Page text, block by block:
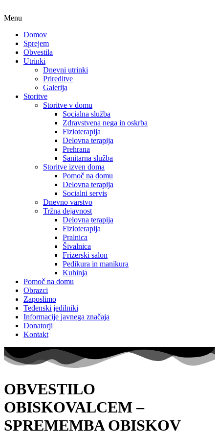
Menu
Domov
Sprejem
Obvestila
Utrinki
Dnevni utrinki
Prireditve
Galerija
Storitve
Storitve v domu
Socialna služba
Zdravstvena nega in oskrba
Fizioterapija
Delovna terapija
Prehrana
Sanitarna služba
Storitve izven doma
Pomoč na domu
Delovna terapija
Socialni servis
Dnevno varstvo
Tržna dejavnost
Delovna terapija
Fizioterapija
Pralnica
Šivalnica
Frizerski salon
Pedikura in manikura
Kuhinja
Pomoč na domu
Obrazci
Zaposlimo
Tedenski jedilniki
Informacije javnega značaja
Donatorji
Kontakt
OBVESTILO
OBISKOVALCEM –
SPREMEMBA OBISKOV